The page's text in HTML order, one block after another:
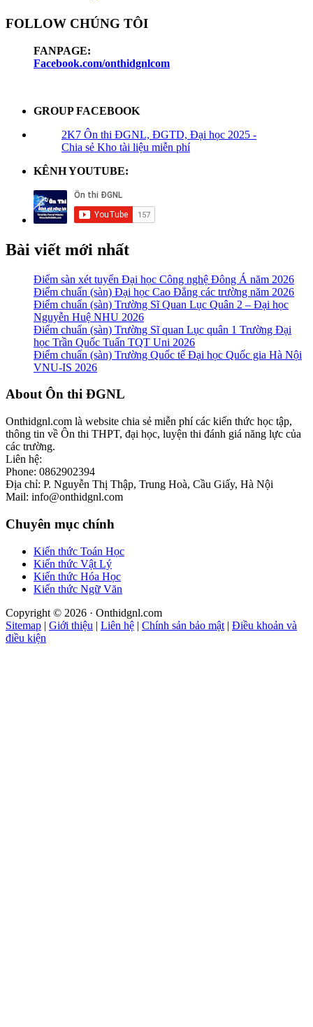
FOLLOW CHÚNG TÔI
FANPAGE:
Facebook.com/onthidgnlcom
GROUP FACEBOOK
2K7 Ôn thi ĐGNL, ĐGTD, Đại học 2025 -
Chia sẻ Kho tài liệu miễn phí
KÊNH YOUTUBE:
Bài viết mới nhất
Điểm sàn xét tuyển Đại học Công nghệ Đông Á năm 2026
Điểm chuẩn (sàn) Đại học Cao Đẳng các trường năm 2026
Điểm chuẩn (sàn) Trường Sĩ Quan Lục Quân 2 – Đại học
Nguyễn Huệ NHU 2026
Điểm chuẩn (sàn) Trường Sĩ quan Lục quân 1 Trường Đại
học Trần Quốc Tuấn TQT Uni 2026
Điểm chuẩn (sàn) Trường Quốc tế Đại học Quốc gia Hà Nội
VNU-IS 2026
Footer
About Ôn thi ĐGNL
Onthidgnl.com là website chia sẻ miễn phí các kiến thức học tập,
thông tin về Ôn thi THPT, đại học, luyện thi đánh giá năng lực của
các trường.
Liên hệ:
Phone: 0862902394
Địa chỉ: P. Nguyễn Thị Thập, Trung Hoà, Cầu Giấy, Hà Nội
Mail: info@onthidgnl.com
Chuyên mục chính
Kiến thức Toán Học
Kiến thức Vật Lý
Kiến thức Hóa Học
Kiến thức Ngữ Văn
Copyright © 2026 · Onthidgnl.com
Sitemap | Giới thiệu | Liên hệ | Chính sản bảo mật | Điều khoản và
điều kiện